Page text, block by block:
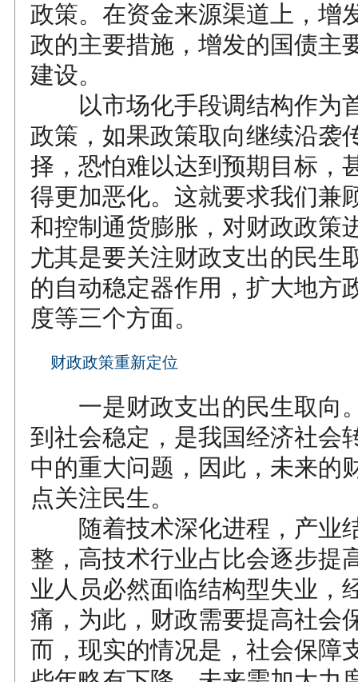
政策。在资金来源渠道上，增
政的主要措施，增发的国债主
建设。
以市场化手段调结构作为
政策，如果政策取向继续沿袭
择，恐怕难以达到预期目标，
得更加恶化。这就要求我们兼
和控制通货膨胀，对财政政策
尤其是要关注财政支出的民生
的自动稳定器作用，扩大地方
度等三个方面。
财政政策重新定位
一是财政支出的民生取向
到社会稳定，是我国经济社会
中的重大问题，因此，未来的
点关注民生。
随着技术深化进程，产业
整，高技术行业占比会逐步提
业人员必然面临结构型失业，
痛，为此，财政需要提高社会
而，现实的情况是，社会保障